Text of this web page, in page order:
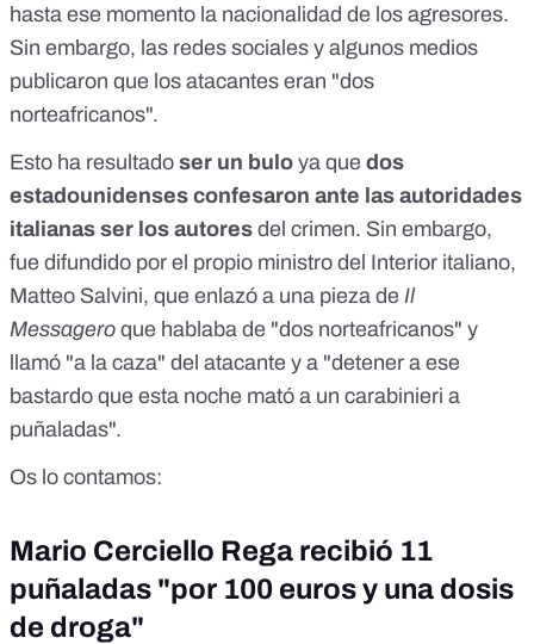
hasta ese momento la nacionalidad de los agresores.
Sin embargo, las redes sociales y algunos medios
publicaron que los atacantes eran "dos
norteafricanos".
Esto ha resultado ser un bulo ya que dos
estadounidenses confesaron ante las autoridades
italianas ser los autores del crimen. Sin embargo,
fue difundido por el propio ministro del Interior italiano,
Matteo Salvini, que enlazó a una pieza de Il
Messagero que hablaba de "dos norteafricanos" y
llamó "a la caza" del atacante y a "detener a ese
bastardo que esta noche mató a un carabinieri a
puñaladas".
Os lo contamos:
Mario Cerciello Rega recibió 11
puñaladas "por 100 euros y una dosis
de droga"